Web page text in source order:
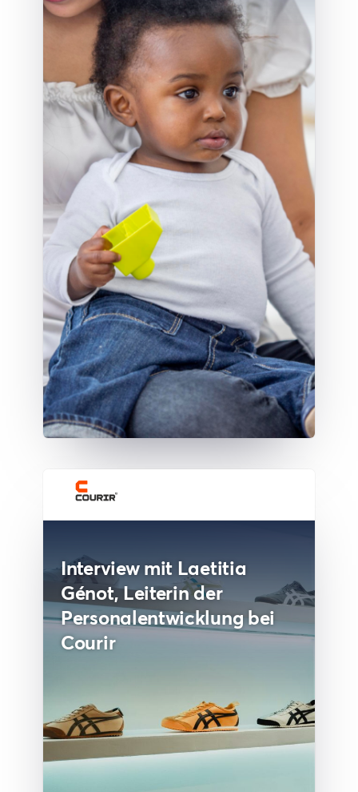
Interview mit Laetitia
Génot, Leiterin der
Personalentwicklung bei
Courir